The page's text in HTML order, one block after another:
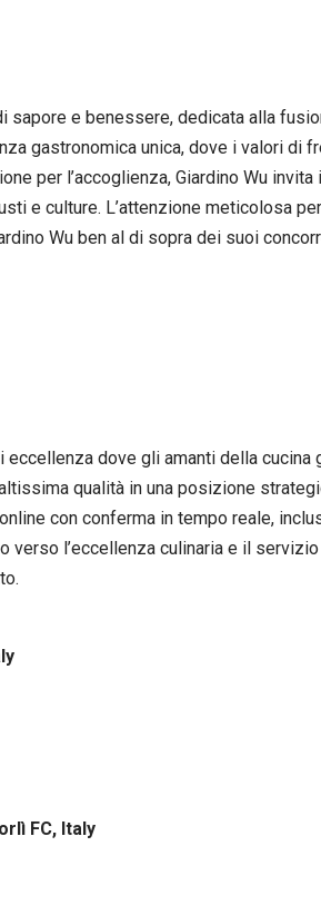
sapore e benessere, dedicata alla
gastronomica unica, dove i valori di
per l’accoglienza, Giardino Wu
e culture. L’attenzione meticolosa
Wu ben al di sopra dei suoi
eccellenza dove gli amanti della
qualità in una posizione
con conferma in tempo reale,
l’eccellenza culinaria e il
FC, Italy